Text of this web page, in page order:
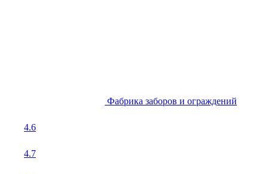
Фабрика заборов и ограждений
4.6
4.7